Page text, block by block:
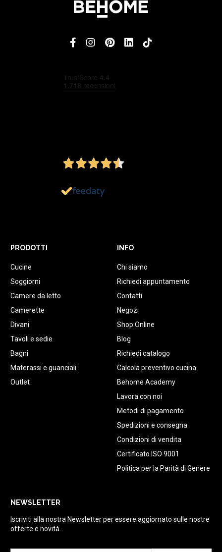
PRODOTTI
Cucine
Soggiorni
Camere da letto
Camerette
Divani
Tavoli e sedie
Bagni
Materassi e guanciali
Outlet
INFO
Chi siamo
Richiedi appuntamento
Contatti
Negozi
Shop Online
Blog
Richiedi catalogo
Calcola preventivo cucina
Behome Academy
Lavora con noi
Metodi di pagamento
Spedizioni e consegna
Condizioni di vendita
Certificato ISO 9001
Politica per la Parità di Genere
NEWSLETTER
Iscriviti alla nostra Newsletter per essere aggiornato sulle nostre
offerte e novità.